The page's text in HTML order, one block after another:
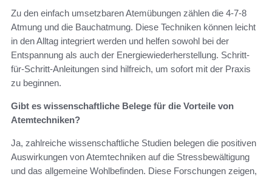
Zu den einfach umsetzbaren Atemübungen zählen die 4-7-8
Atmung und die Bauchatmung. Diese Techniken können leicht
in den Alltag integriert werden und helfen sowohl bei der
Entspannung als auch der Energiewiederherstellung. Schritt-
für-Schritt-Anleitungen sind hilfreich, um sofort mit der Praxis
zu beginnen.
Gibt es wissenschaftliche Belege für die Vorteile von
Atemtechniken?
Ja, zahlreiche wissenschaftliche Studien belegen die positiven
Auswirkungen von Atemtechniken auf die Stressbewältigung
und das allgemeine Wohlbefinden. Diese Forschungen zeigen,